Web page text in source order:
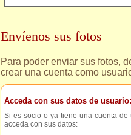
Envíenos sus fotos
Para poder enviar sus fotos,
crear una cuenta como
Acceda con sus datos de usuario:
Si es socio o ya tiene una cuenta de
acceda con sus datos: